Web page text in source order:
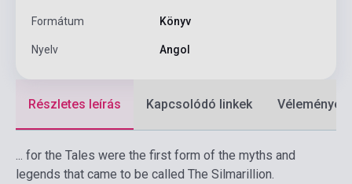
Formátum Könyv
Nyelv Angol
Részletes leírás Kapcsolódó linkek Vélemények
... for the Tales were the first form of the myths and
legends that came to be called The Silmarillion.